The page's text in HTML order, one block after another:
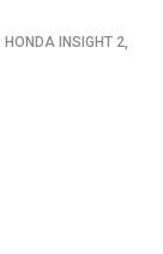
HONDA INSIGHT 2,